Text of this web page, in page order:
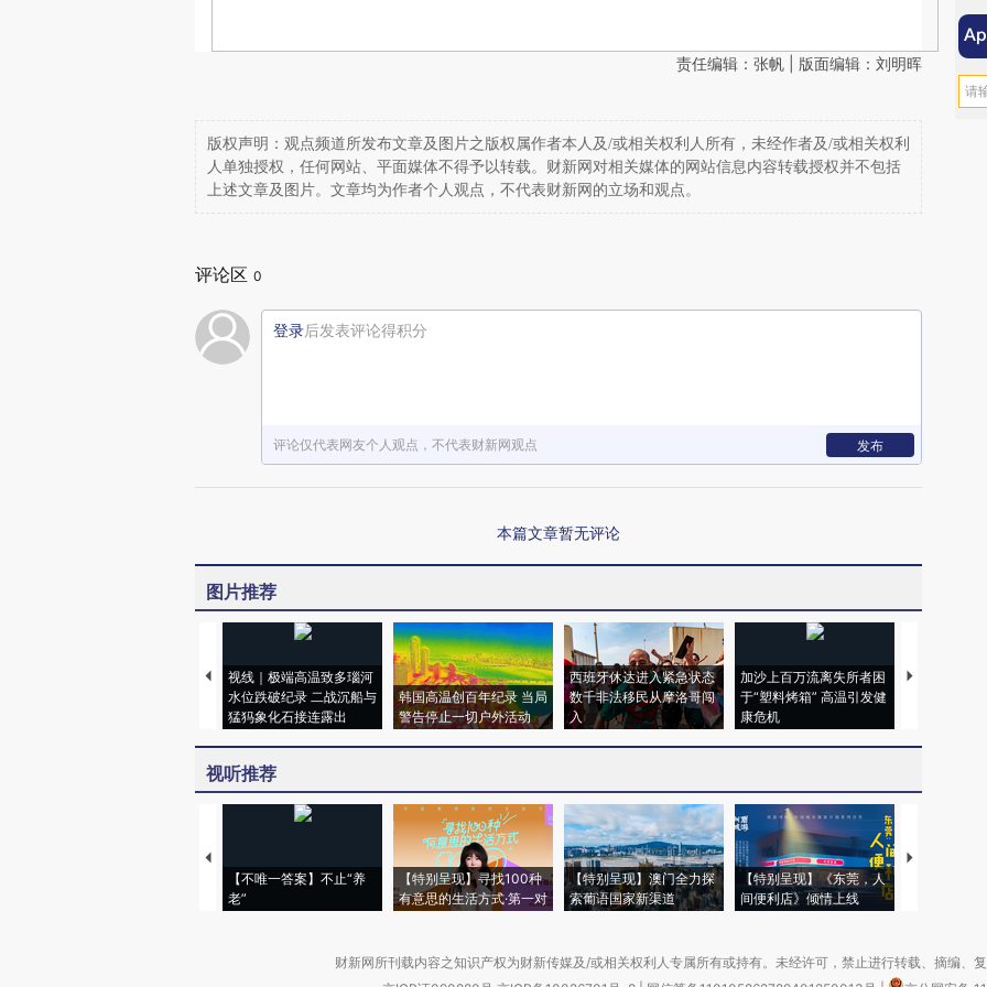
责任编辑：张帆 | 版面编辑：刘明晖
版权声明：观点频道所发布文章及图片之版权属作者本人及/或相关权利人所有，未经作者及/或相关权利
人单独授权，任何网站、平面媒体不得予以转载。财新网对相关媒体的网站信息内容转载授权并不包括
上述文章及图片。文章均为作者个人观点，不代表财新网的立场和观点。
评论区 0
登录后发表评论得积分
评论仅代表网友个人观点，不代表财新网观点 发布
本篇文章暂无评论
图片推荐
视线｜极端高温致多瑙河
水位跌破纪录 二战沉船与
猛犸象化石接连露出
韩国高温创百年纪录 当局
警告停止一切户外活动
西班牙休达进入紧急状态
数千非法移民从摩洛哥闯
入
加沙上百万流离失所者困
于“塑料烤箱” 高温引发健
康危机
视线｜
视听推荐
【不唯一答案】不止“养
老”
【特别呈现】寻找100种
有意思的生活方式·第一对
【特别呈现】澳门全力探
索葡语国家新渠道
【特别呈现】《东莞，人
间便利店》倾情上线
【推广】走
财新网所刊载内容之知识产权为财新传媒及/或相关权利人专属所有或持有。未经许可，禁止进行转载、摘编、